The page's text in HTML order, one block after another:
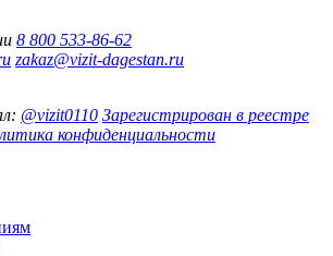
8 800 533-86-62
zakaz@vizit-dagestan.ru
@vizit0110 Зарегистрирован в реестре
конфиденциальности